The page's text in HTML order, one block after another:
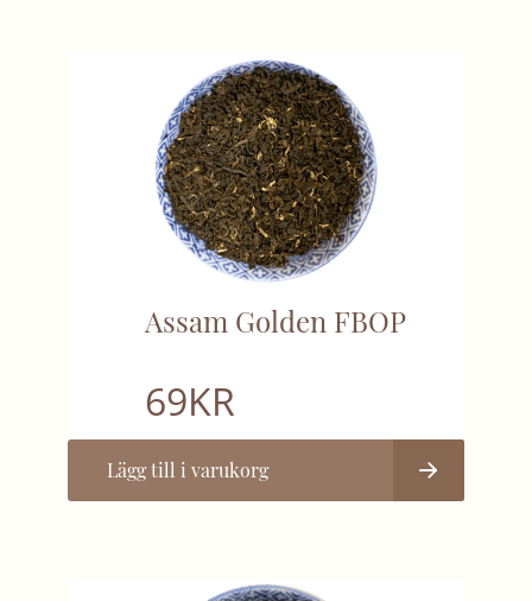
Assam Golden FBOP
69KR
Lägg till i varukorg